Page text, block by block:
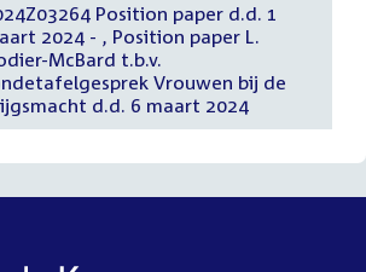
Position paper d.d. 1
2024 - , Position paper L.
McBard t.b.v.
Vrouwen bij de
d.d. 6 maart 2024